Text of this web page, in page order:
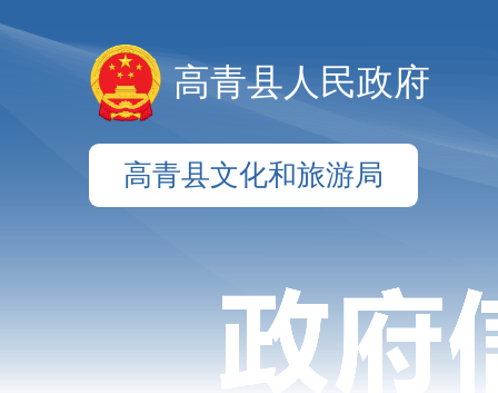
高青县人民政府
高青县文化和旅游局